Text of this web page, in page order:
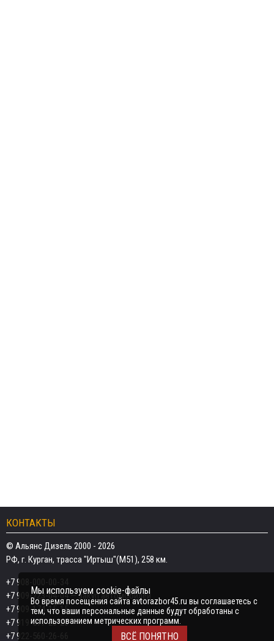
КОНТАКТЫ
© Альянс Дизель 2000 - 2026
РФ, г. Курган, трасса "Иртыш"(М51), 258 км.
+7 908-000-00-34
+7 909-723-04-04— закуп автомобилей
+7 909-174-15-15
+7 919-577-20-20
+7 922-560-26-66
Мы используем cookie-файлы
Во время посещения сайта avtorazbor45.ru вы соглашаетесь с
тем, что ваши персональные данные будут обработаны с
использованием метрических программ.
ВСЁ ПОНЯТНО